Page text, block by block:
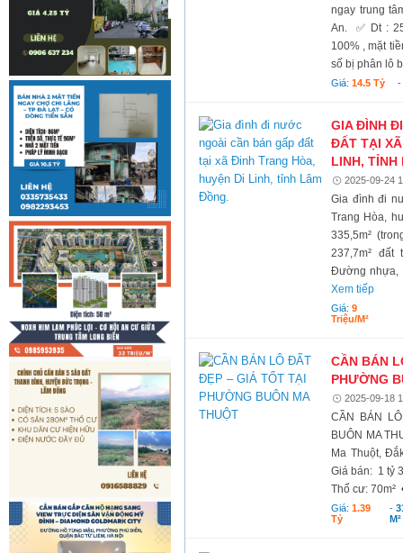
ngay trung
An. ✅ Dt :
100% , mặt
số bị phân lô
Giá:14.5 Tỷ -
GIA ĐÌNH
ĐẤT TẠI
LINH,
2025-09-24
Gia đình đi
Trang Hòa,
335,5m²
237,7m² đất
Đường nhựa,
Xem tiếp
Giá:9
Triệu/m²
CẦN BÁN
PHƯỜNG
2025-09-18
CẦN BÁN
BUÔN MA
Ma Thuột,
Giá bán: 1 tỷ
Thổ cư:
Giá:1.39
Tỷ
-
M²